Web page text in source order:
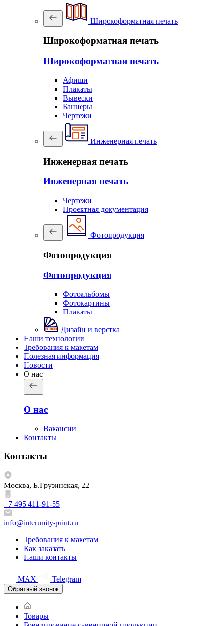
Широкоформатная печать
Широкоформатная печать
Широкоформатная печать
Афиши
Плакаты
Вывески
Баннеры
Чертежи
Инженерная печать
Инженерная печать
Инженерная печать
Чертежи
Проектная документация
Фотопродукция
Фотопродукция
Фотопродукция
Фотоальбомы
Фотокартины
Плакаты
Дизайн и верстка
Наши технологии
Требования к макетам
Полезная информация
Новости
О нас
О нас
Вакансии
Контакты
Контакты
Москва, Б.Грузинская, 22
+7 495 411-91-55
info@interunity-print.ru
Требования к макетам
Как заказать
Наши контакты
MAX Telegram
Обратный звонок
Товары